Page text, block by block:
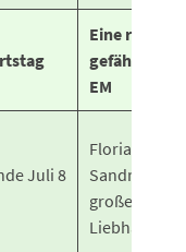
Eine richtig
gefährliche
EM
Juli 8
Florian und
Sandro sind
große
Liebhaber.